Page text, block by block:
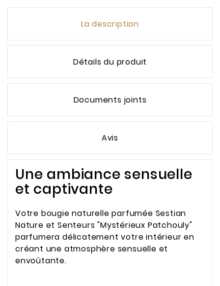
La description
Détails du produit
Documents joints
Avis
Une ambiance sensuelle
et captivante
Votre bougie naturelle parfumée Sestian
Nature et Senteurs "Mystérieux Patchouly"
parfumera délicatement votre intérieur en
créant une atmosphère sensuelle et
envoûtante.